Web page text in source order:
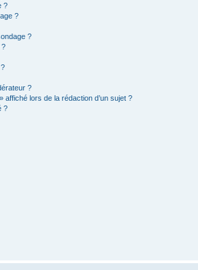
?
?
?
?
?
lors de la rédaction d’un sujet ?
?